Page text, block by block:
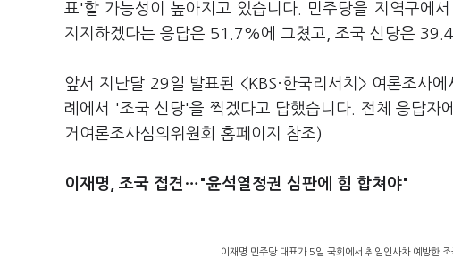
표'할 가능성이 높아지고 있습니다. 민주당을 지역구에
지지하겠다는 응답은 51.7%에 그쳤고, 조국 신당은
앞서 지난달 29일 발표된 <KBS·한국리서치> 여론조사
례에서 '조국 신당'을 찍겠다고 답했습니다. 전체 응답자
거여론조사심의위원회 홈페이지 참조)
이재명, 조국 접견…"윤석열정권 심판에 힘 합쳐야"
이재명 민주당 대표가 5일 국회에서 취임인사차 예방한